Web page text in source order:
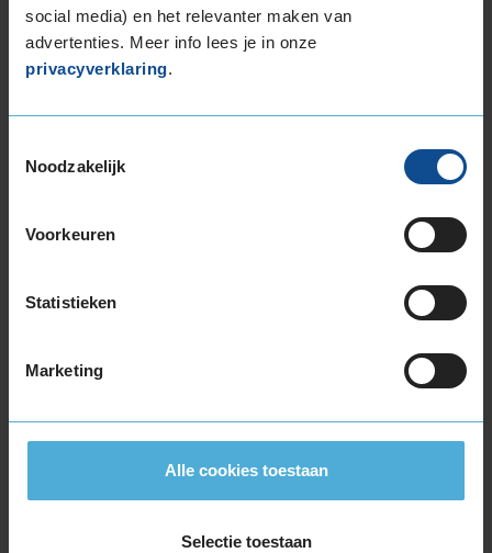
social media) en het relevanter maken van
advertenties. Meer info lees je in onze
privacyverklaring.
Noodzakelijk
Voorkeuren
Statistieken
Marketing
Alle cookies toestaan
Selectie toestaan
Bandenmontagepakketten
bandenmaat omvang (inch)
Montage